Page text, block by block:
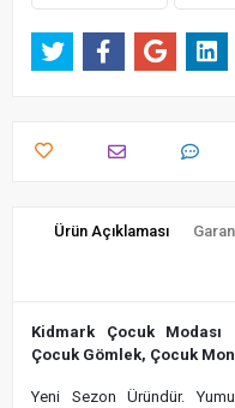
Ürün Açıklaması
Kidmark Çocuk Modası
Çocuk Gömlek, Çocuk
Yeni Sezon Üründür.